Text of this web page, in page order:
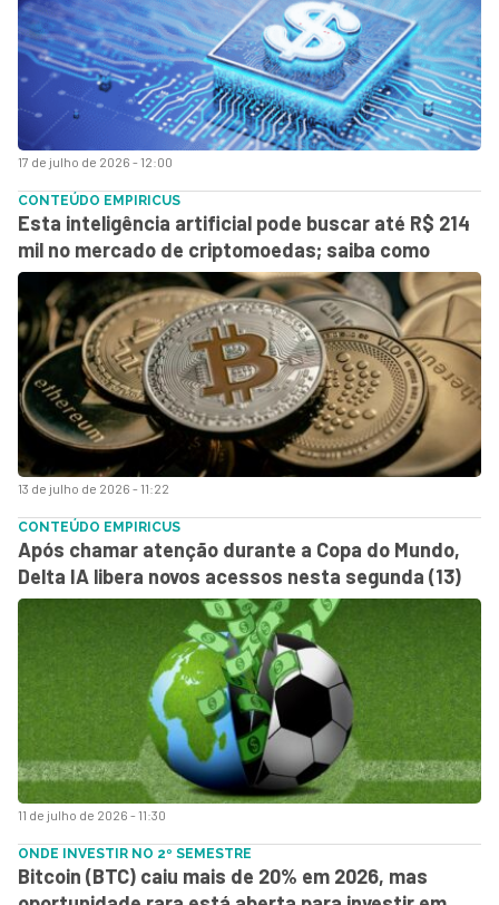
17 de julho de 2026 - 12:00
13 de julho de 2026 - 11:22
CONTEÚDO EMPIRICUS
Esta inteligência artificial pode buscar até R$ 214
mil no mercado de criptomoedas; saiba como
11 de julho de 2026 - 11:30
CONTEÚDO EMPIRICUS
Após chamar atenção durante a Copa do Mundo,
Delta IA libera novos acessos nesta segunda (13)
ONDE INVESTIR NO 2º SEMESTRE
Bitcoin (BTC) caiu mais de 20% em 2026, mas